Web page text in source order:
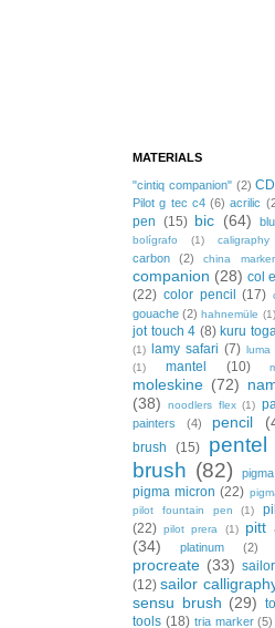
MATERIALS
"cintiq companion" (2)
Pilot g tec c4 (6) acrilic
pen (15) bic (64)
bolígrafo (1)
carbon (2) china marker
companion (28) col
(22) color pencil (17)
gouache (2) hahnemüle (1)
jot touch 4 (8) kuru
(1) lamy safari (7) luma
(1)
mantel (10)
moleskine (72)
(38)
noodlers flex (1)
painters (4) pencil
brush
(15)
brush (82)
pigma micron (22)
pilot fountain pen
(1)
(22) pilot prera (1)
pitt
(34)
platinum (2)
procreate (33)
(12) sailor
sensu brush (29)
tools (18) tria marker (5)